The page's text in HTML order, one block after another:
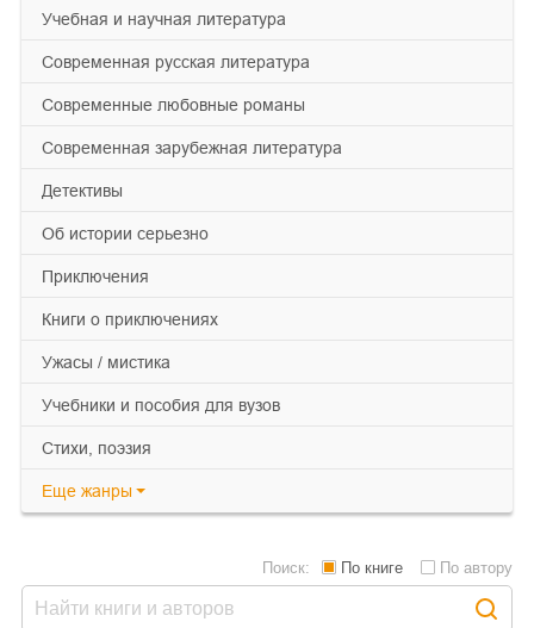
учебная и научная литература
современная русская литература
современные любовные романы
современная зарубежная литература
детективы
об истории серьезно
приключения
книги о приключениях
ужасы / мистика
учебники и пособия для вузов
cтихи, поэзия
Еще жанры
Поиск: По книге По автору